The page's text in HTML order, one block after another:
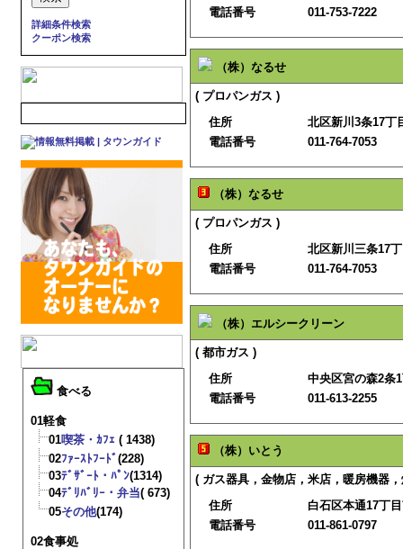
詳細条件検索
クーポン検索
食べる
01軽食
01喫茶・ｶﾌｪ ( 1438)
02ﾌｧｰｽﾄﾌｰﾄﾞ(228)
03ﾃﾞｻﾞｰﾄ・ﾊﾟﾝ(1314)
04ﾃﾞﾘﾊﾞﾘｰ・弁当( 673)
05その他(174)
02食事処
電話番号
011-753-7222
（株）なるせ
( プロパンガス )
住所
北区新川3条17丁
電話番号
011-764-7053
（株）なるせ
( プロパンガス )
住所
北区新川三条17
電話番号
011-764-7053
（株）エルシークリーン
( 都市ガス )
住所
中央区宮の森2条
電話番号
011-613-2255
（株）いとう
( ガス器具，金物店，米店，暖房機器
住所
白石区本通17丁
電話番号
011-861-0797